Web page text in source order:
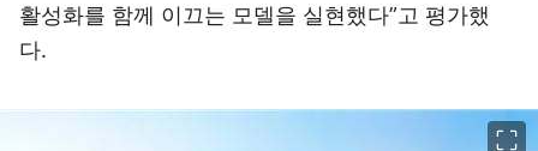
활성화를 함께 이끄는 모델을 실현했다”고 평가했
다.